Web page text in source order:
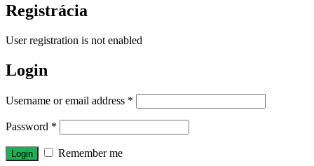
Registrácia
User registration is not enabled
Login
Username or email address *
Password *
Remember me